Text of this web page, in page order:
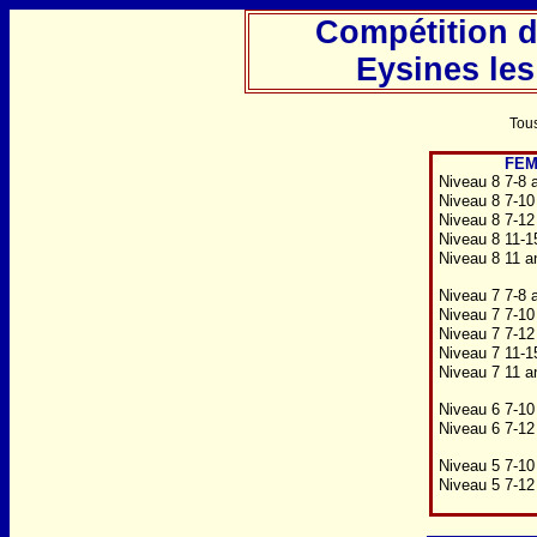
Compétition
Eysines
Niveau 8 7-8
Niveau 8 7-
Niveau 8 7-
Niveau 8 11-
Niveau 8 11
Niveau 7 7-8
Niveau 7 7-
Niveau 7 7-
Niveau 7 11-
Niveau 7 11
Niveau 6 7-
Niveau 6 7-
Niveau 5 7-
Niveau 5 7-